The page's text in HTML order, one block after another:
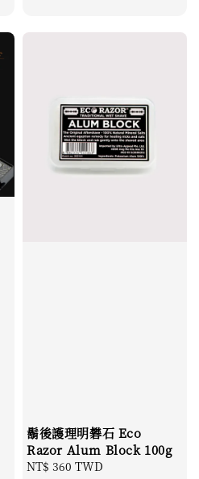
鬍後護理明礬石 Eco
Razor Alum Block 100g
Sale
NT$ 360 TWD